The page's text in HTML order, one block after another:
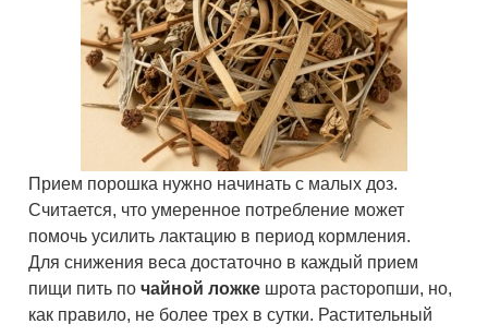
Прием порошка нужно начинать с малых доз.
Считается, что умеренное потребление может
помочь усилить лактацию в период кормления.
Для снижения веса достаточно в каждый прием
пищи пить почайной ложке шрота расторопши, но,
как правило, не более трех в сутки. Растительный